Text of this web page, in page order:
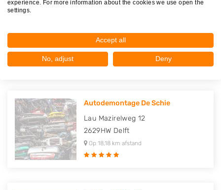
2636KC Schipluiden
Op 17,95 km afstand
Autodemontage De Schie
Lau Mazirelweg 12
2629HW Delft
Op 18,18 km afstand
experience. For more information about the cookies we use open the
settings.
Accept all
No, adjust Deny